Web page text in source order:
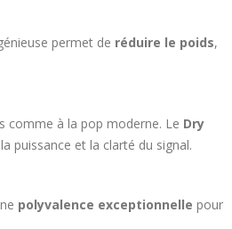
permet de réduire le poids,
comme à la pop moderne. Le Dry
puissance et la clarté du signal.
polyvalence exceptionnelle pour